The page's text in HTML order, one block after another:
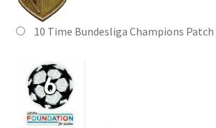
10 Time Bundesliga Champions Patch